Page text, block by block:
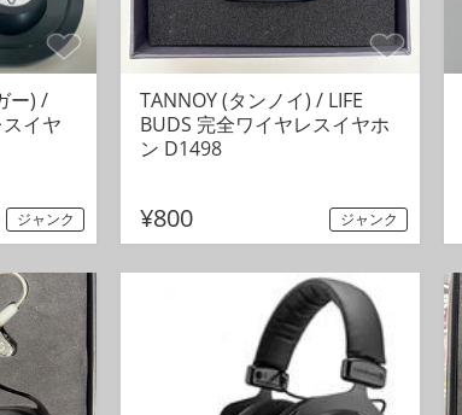
ー) /
イヤ
ジャンク
TANNOY (タンノイ) / LIFE
BUDS 完全ワイヤレスイヤホ
ン D1498
¥800 ジャンク